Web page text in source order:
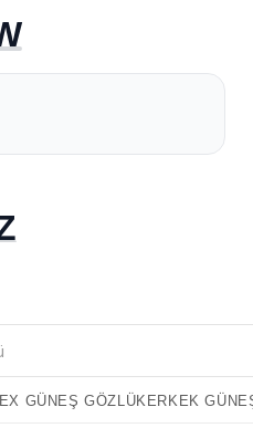
GÜNEŞ GÖZLÜK ERKEK